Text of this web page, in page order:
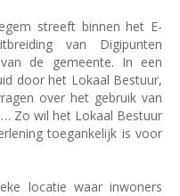
streeft binnen het E-
van Digipunten
de gemeente. In een
door het Lokaal Bestuur,
over het gebruik van
Zo wil het Lokaal Bestuur
toegankelijk is voor
locatie waar inwoners